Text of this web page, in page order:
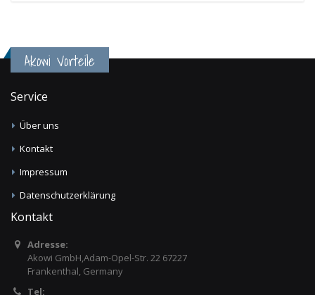
Akowi Vorteile
Service
Über uns
Kontakt
Impressum
Datenschutzerklärung
Kontakt
Adresse:
Akowi GmbH,Adam-Opel-Str. 22 67227
Frankenthal, Germany
Tel: